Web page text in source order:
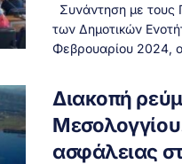
Συνάντηση με τους
των Δημοτικών
Φεβρουαρίου 2024,
Διακοπή
ασφάλειας